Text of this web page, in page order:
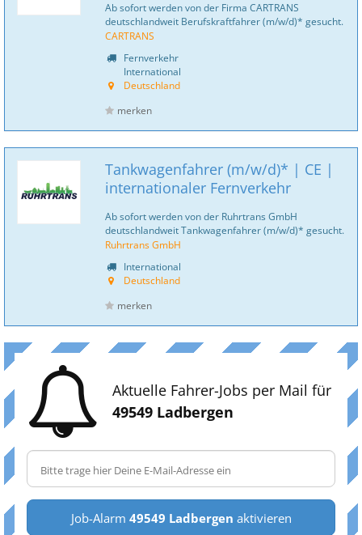
Ab sofort werden von der Firma CARTRANS
deutschlandweit Berufskraftfahrer (m/w/d)* gesucht.
CARTRANS
Fernverkehr
International
Deutschland
merken
Tankwagenfahrer (m/w/d)* | CE |
internationaler Fernverkehr
Ab sofort werden von der Ruhrtrans GmbH
deutschlandweit Tankwagenfahrer (m/w/d)* gesucht.
Ruhrtrans GmbH
International
Deutschland
merken
Aktuelle Fahrer-Jobs per Mail für
49549 Ladbergen
Job-Alarm 49549 Ladbergen aktivieren